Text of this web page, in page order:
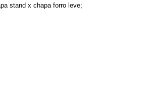
stand x chapa forro leve;